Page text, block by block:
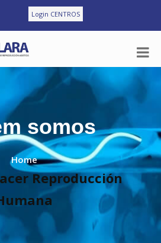
Login CENTROS
somos
Home
Reproducción